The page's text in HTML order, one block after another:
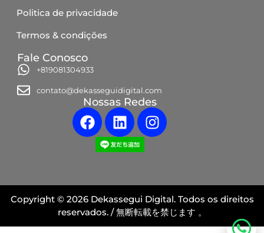
Politica de privacidade
Termos & condições
Fale Conosco
+819081304933
contato@dekasseguidigital.com
Nossas Redes
Copyright © 2026 Dekassegui Digital. Todos os direitos
reservados. / 無断転載を禁じます 。